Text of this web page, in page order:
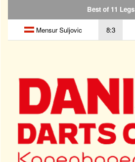
Best of 11 Legs
Mensur Suljovic 8:3